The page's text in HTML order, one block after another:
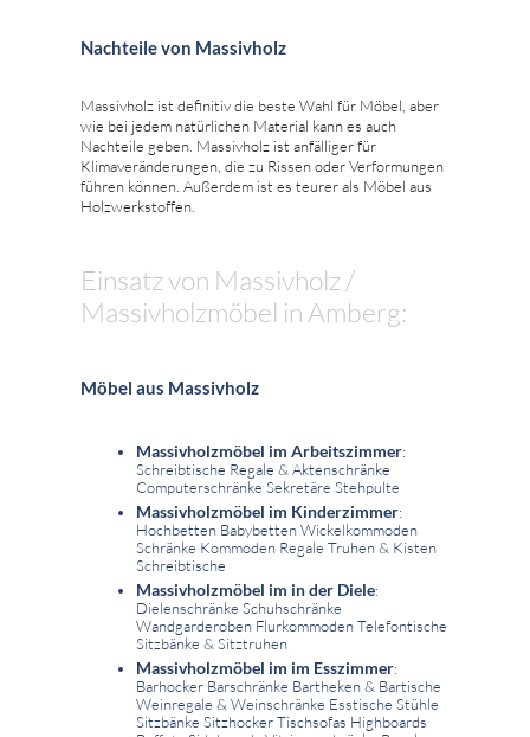
Nachteile von Massivholz
Massivholz ist definitiv die beste Wahl für Möbel, aber
wie bei jedem natürlichen Material kann es auch
Nachteile geben. Massivholz ist anfälliger für
Klimaveränderungen, die zu Rissen oder Verformungen
führen können. Außerdem ist es teurer als Möbel aus
Holzwerkstoffen.
Einsatz von Massivholz /
Massivholzmöbel in Amberg:
Möbel aus Massivholz
Massivholzmöbel im Arbeitszimmer:
Schreibtische Regale & Aktenschränke
Computerschränke Sekretäre Stehpulte
Massivholzmöbel im Kinderzimmer:
Hochbetten Babybetten Wickelkommoden
Schränke Kommoden Regale Truhen & Kisten
Schreibtische
Massivholzmöbel im in der Diele:
Dielenschränke Schuhschränke
Wandgarderoben Flurkommoden Telefontische
Sitzbänke & Sitztruhen
Massivholzmöbel im im Esszimmer:
Barhocker Barschränke Bartheken & Bartische
Weinregale & Weinschränke Esstische Stühle
Sitzbänke Sitzhocker Tischsofas Highboards